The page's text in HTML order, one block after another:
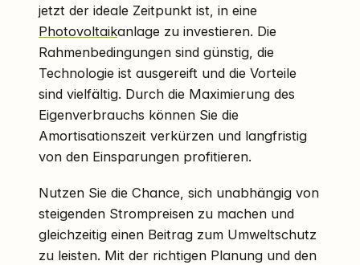
jetzt der ideale Zeitpunkt ist, in eine
Photovoltaikanlage zu investieren. Die
Rahmenbedingungen sind günstig, die
Technologie ist ausgereift und die Vorteile
sind vielfältig. Durch die Maximierung des
Eigenverbrauchs können Sie die
Amortisationszeit verkürzen und langfristig
von den Einsparungen profitieren.
Nutzen Sie die Chance, sich unabhängig von
steigenden Strompreisen zu machen und
gleichzeitig einen Beitrag zum Umweltschutz
zu leisten. Mit der richtigen Planung und den